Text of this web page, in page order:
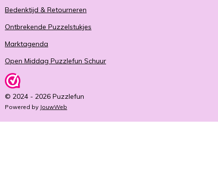
Bedenktijd & Retourneren
Ontbrekende Puzzelstukjes
Marktagenda
Open Middag Puzzlefun Schuur
© 2024 - 2026 Puzzlefun
Powered by JouwWeb